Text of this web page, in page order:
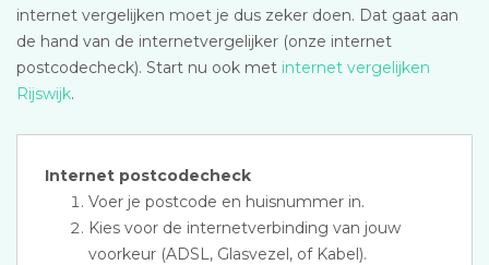
internet vergelijken moet je dus zeker doen. Dat gaat aan
de hand van de internetvergelijker (onze internet
postcodecheck). Start nu ook met internet vergelijken
Rijswijk.
Internet postcodecheck
Voer je postcode en huisnummer in.
Kies voor de internetverbinding van jouw
voorkeur (ADSL, Glasvezel, of Kabel).